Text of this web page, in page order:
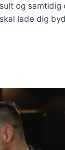
og samtidig
lade dig